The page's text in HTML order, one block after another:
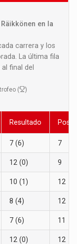
en la
carrera y los
La última fila
final del
(
)
Resultado
7 (6) 7
12 (0) 9
10 (1) 12
8 (4) 12
7 (6) 11
12 (0) 12